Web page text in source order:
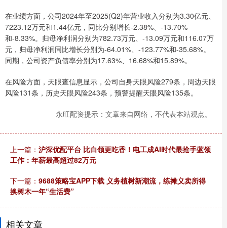
在业绩方面，公司2024年至2025(Q2)年营业收入分别为3.30亿元、
7223.12万元和1.44亿元，同比分别增长-2.38%、-13.70%
和-8.33%。归母净利润分别为782.73万元、-13.09万元和116.07万
元，归母净利润同比增长分别为-64.01%、-123.77%和-35.68%。
同期，公司资产负债率分别为17.63%、16.68%和15.89%。
在风险方面，天眼查信息显示，公司自身天眼风险279条，周边天眼
风险131条，历史天眼风险243条，预警提醒天眼风险135条。
永旺配资提示：文章来自网络，不代表本站观点。
上一篇： 沪深优配平台 比白领更吃香！电工成AI时代最抢手蓝领
工作：年薪最高超过82万元
下一篇： 9688策略宝APP下载 义务植树新潮流，练摊义卖所得
换树木一年“生活费”
相关文章